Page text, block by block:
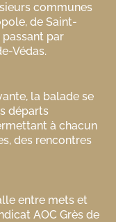
communes
de Saint-
passant par
Védas.
la balade se
départs
à chacun
des rencontres
entre mets et
AOC Grès de